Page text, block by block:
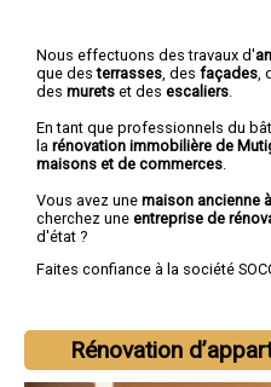
Nous effectuons des travaux d'
que desterrasses , des façades ,
des murets et des escaliers
En tant que professionnels du
la rénovation immobilière de
maisons et de commerces
Vous avez une maison ancienne
cherchez une entreprise de
d'état ?
Faites confiance à la société
Rénovation